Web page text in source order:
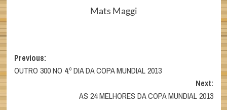
Mats Maggi
Post
navigation
Previous:
OUTRO 300 NO 4.º DIA DA COPA MUNDIAL 2013
Next:
AS 24 MELHORES DA COPA MUNDIAL 2013